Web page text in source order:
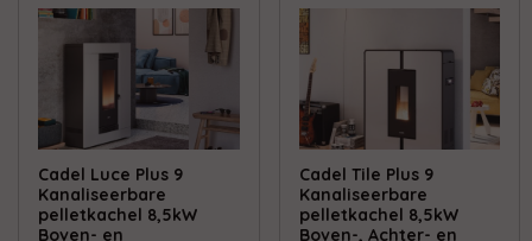
Cadel Luce Plus 9
Kanaliseerbare
pelletkachel 8,5kW
Boven- en
Cadel Tile Plus 9
Kanaliseerbare
pelletkachel 8,5kW
Boven-, Achter- en